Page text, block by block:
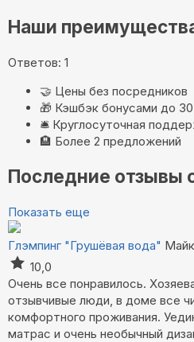
Наши
Ответов: 1
🤝 Цены без посредников
🎁 Кэшбэк бонусами до
🛎️ Круглосуточная
🏨 Более 2 предложений
Последние отзывы
Показать еще
Глэмпинг "Грушёвая вода"
10,0
Очень все понравилось.
отзывчивые люди, в доме все
комфортного проживания.
матрас и очень необычный